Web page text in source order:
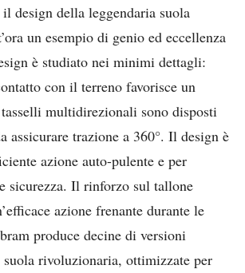
design della leggendaria suola
un esempio di genio ed eccellenza
è studiato nei minimi dettagli:
con il terreno favorisce un
multidirezionali sono disposti
assicurare trazione a 360°. Il design è
azione auto-pulente e per
sicurezza. Il rinforzo sul tallone
azione frenante durante le
produce decine di versioni
suola rivoluzionaria, ottimizzate per